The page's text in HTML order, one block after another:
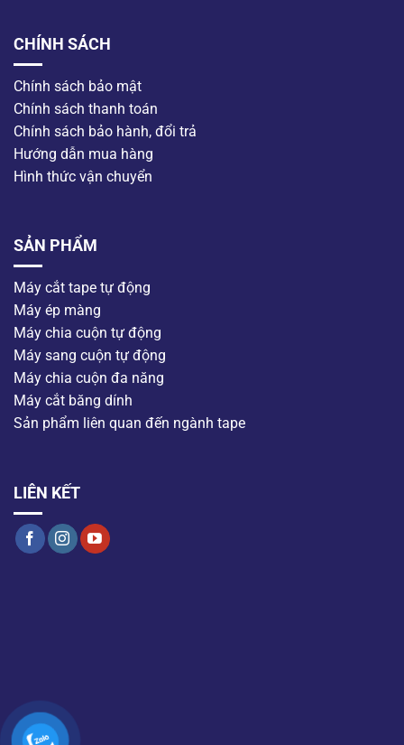
CHÍNH SÁCH
Chính sách bảo mật
Chính sách thanh toán
Chính sách bảo hành, đổi trả
Hướng dẫn mua hàng
Hình thức vận chuyển
SẢN PHẨM
Máy cắt tape tự động
Máy ép màng
Máy chia cuộn tự động
Máy sang cuộn tự động
Máy chia cuộn đa năng
Máy cắt băng dính
Sản phẩm liên quan đến ngành tape
LIÊN KẾT